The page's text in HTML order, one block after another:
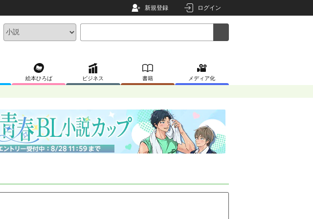
新規登録 ログイン
絵本ひろば ビジネス 書籍 メディア化